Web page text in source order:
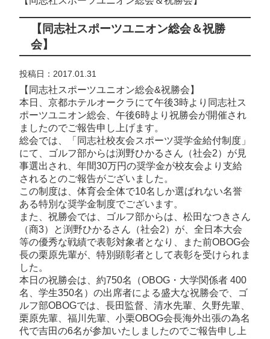
【同志社スポーツユニオン総会＆祝勝
会】
投稿日：2017.01.31
【同志社スポーツユニオン総会&祝勝会】
本日、京都ホテルオークラにて午後3時より同志社ス
ポーツユニオン総会、午後6時より祝勝会が開催され
ましたのでご報告申し上げます。
総会では、「同志社校友会スポーツ奨学金給付制度」
にて、ゴルフ部からは渕野ひかるさん（社会2）が見
事選出され、年間30万円の奨学金が校友会より支給
されるとのご報告がございました。
この制度は、体育会全体で10名しか選ばれない名誉
ある特別な奨学金制度でございます。
また、祝勝会では、ゴルフ部からは、松田なつきさん
（商3）と渕野ひかるさん（社会2）が、全日本大会
等の優秀な戦績で表彰対象者となり、また前OBOG会
長の栗原先輩が、特別顕彰者として表彰を受けられま
した。
本日の祝勝会は、約750名（OBOG・大学関係者 400
名、学生350名）の出席者による盛大な祝勝会で、ゴ
ルフ部OBOGでは、長田監督、清水先輩、久野先輩、
栗原先輩、福川先輩、小栗OBOG会長海外出張の為名
代で吉田の6名が参加いたしましたのでご報告申し上